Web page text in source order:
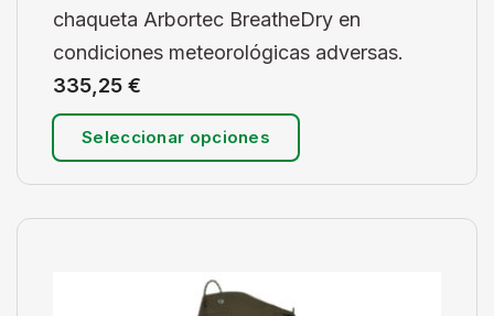
chaqueta Arbortec BreatheDry en
condiciones meteorológicas adversas.
335,25 €
Seleccionar opciones